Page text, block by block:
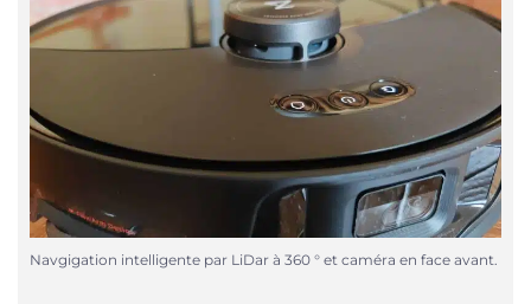
Navgigation intelligente par LiDar à 360 ° et caméra en face avant.